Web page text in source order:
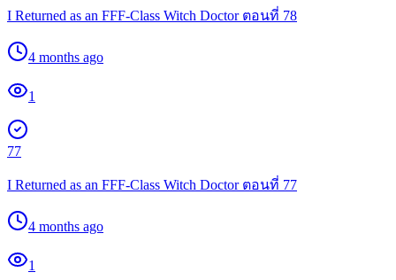
I Returned as an FFF-Class Witch Doctor ตอนที่ 78
4 months ago
1
77
I Returned as an FFF-Class Witch Doctor ตอนที่ 77
4 months ago
1